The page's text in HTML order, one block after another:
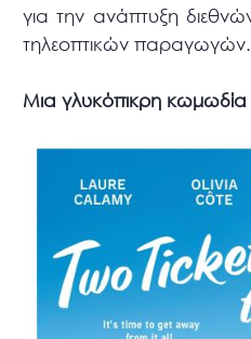
για την ανάπτυξη
τηλεοπτικών παραγωγών.
Μια γλυκόπικρη